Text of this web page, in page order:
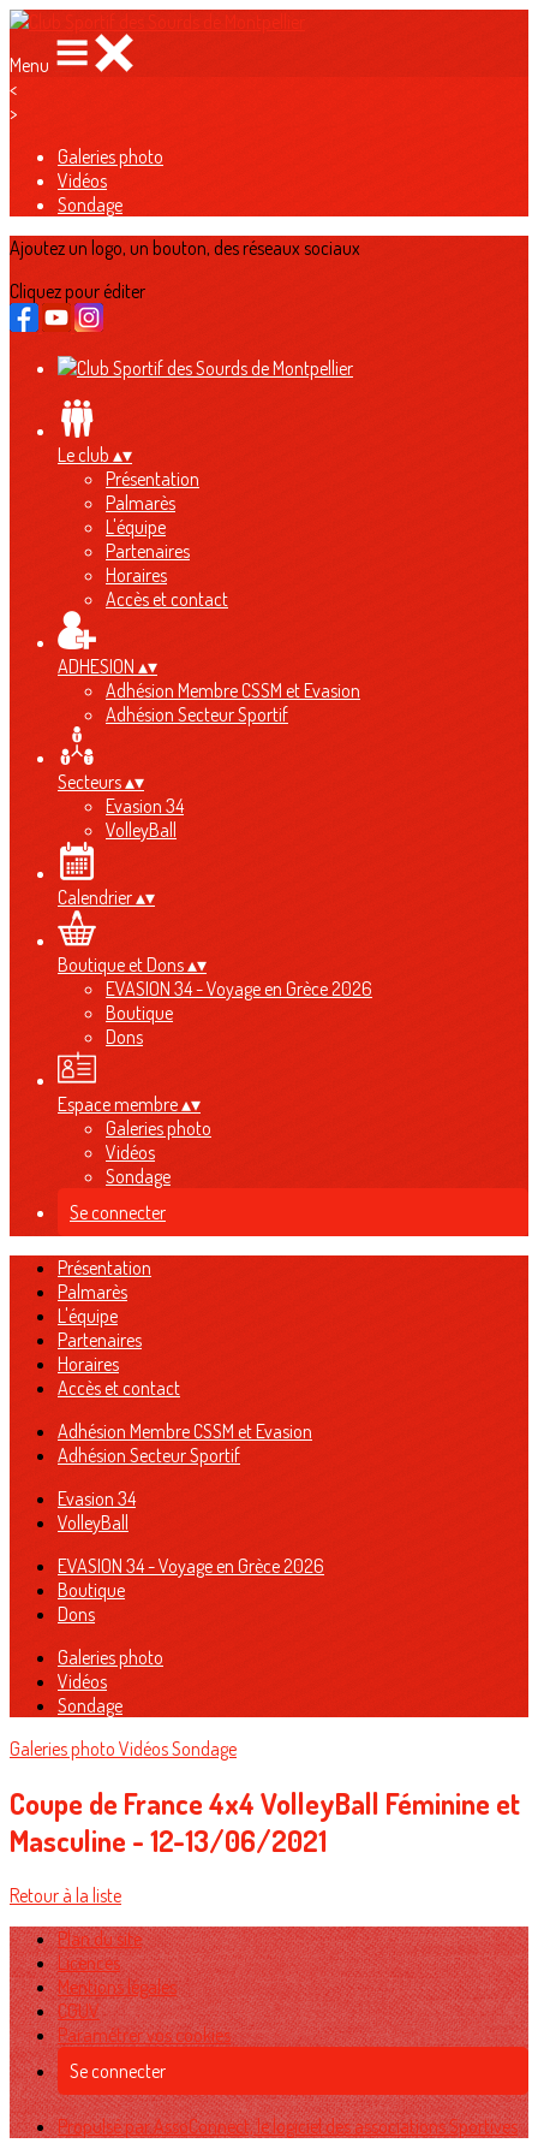
Menu
<
>
Galeries photo
Vidéos
Sondage
Ajoutez un logo, un bouton, des réseaux sociaux
Cliquez pour éditer
Le club ▴▾
Présentation
Palmarès
L'équipe
Partenaires
Horaires
Accès et contact
ADHESION ▴▾
Adhésion Membre CSSM et Evasion
Adhésion Secteur Sportif
Secteurs▴▾
Evasion 34
VolleyBall
Calendrier▴▾
Boutique et Dons▴▾
EVASION 34 - Voyage en Grèce 2026
Boutique
Dons
Espace membre▴▾
Galeries photo
Vidéos
Sondage
Se connecter
Présentation
Palmarès
L'équipe
Partenaires
Horaires
Accès et contact
Adhésion Membre CSSM et Evasion
Adhésion Secteur Sportif
Evasion 34
VolleyBall
EVASION 34 - Voyage en Grèce 2026
Boutique
Dons
Galeries photo
Vidéos
Sondage
Galeries photo VidéosSondage
Coupe de France 4x4 VolleyBall Féminine et
Masculine - 12-13/06/2021
Retour à la liste
Plan du site
Licences
Mentions légales
CGUV
Paramétrer vos cookies
Se connecter
Propulsé par AssoConnect, le logiciel des associations Sportives